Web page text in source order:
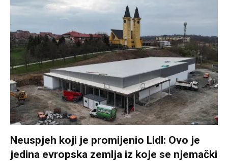
Neuspjeh koji je promijenio Lidl: Ovo je
jedina evropska zemlja iz koje se njemački